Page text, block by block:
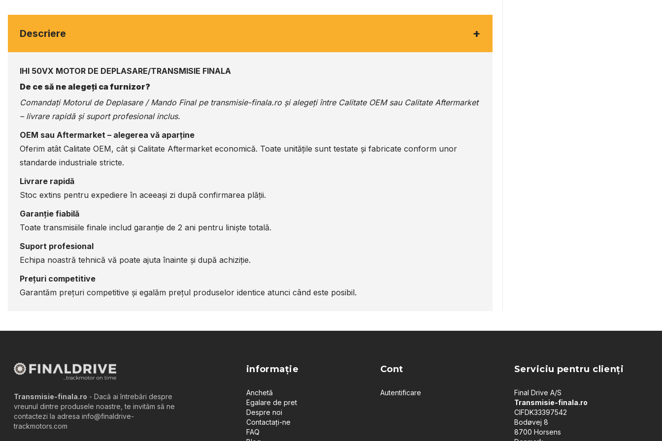
Descriere +
IHI 50VX MOTOR DE DEPLASARE/TRANSMISIE FINALA
De ce să ne alegeți ca furnizor?
Comandați Motorul de Deplasare / Mando Final pe transmisie-finala.ro și alegeți între Calitate OEM sau Calitate Aftermarket
– livrare rapidă și suport profesional inclus.
OEM sau Aftermarket – alegerea vă aparține
Oferim atât Calitate OEM, cât și Calitate Aftermarket economică. Toate unitățile sunt testate și fabricate conform unor
standarde industriale stricte.
Livrare rapidă
Stoc extins pentru expediere în aceeași zi după confirmarea plății.
Garanție fiabilă
Toate transmisiile finale includ garanție de 2 ani pentru liniște totală.
Suport profesional
Echipa noastră tehnică vă poate ajuta înainte și după achiziție.
Prețuri competitive
Garantăm prețuri competitive și egalăm prețul produselor identice atunci când este posibil.
Transmisie-finala.ro - Dacă ai întrebări despre
vreunul dintre produsele noastre, te invităm să ne
contactezi la adresa info@finaldrive-
trackmotors.com
informație
Anchetă
Egalare de pret
Despre noi
Contactați-ne
FAQ
Cont
Autentificare
Serviciu pentru clienți
Final Drive A/S
Transmisie-finala.ro
CIFDK33397542
Bodøvej 8
8700 Horsens